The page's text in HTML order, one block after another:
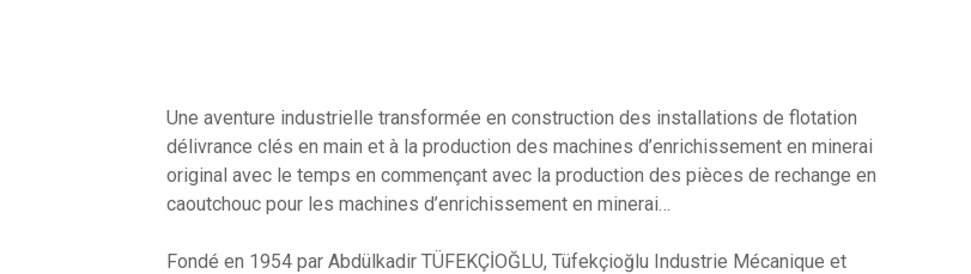
Une aventure industrielle transformée en construction des installations de flotation
délivrance clés en main et à la production des machines d’enrichissement en minerai
original avec le temps en commençant avec la production des pièces de rechange en
caoutchouc pour les machines d’enrichissement en minerai…
Fondé en 1954 par Abdülkadir TÜFEKÇİOĞLU, Tüfekçioğlu Industrie Mécanique et